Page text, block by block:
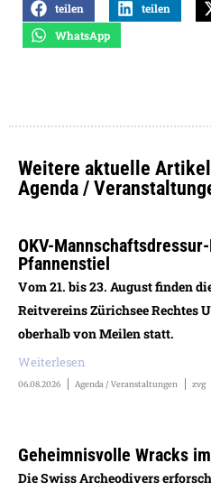
teilen teilen
WhatsApp
Weitere aktuelle
Agenda /
OKV-
Pfannenstiel
Vom 21. bis 23. August finden
Reitvereins Zürichsee Rechtes
oberhalb von Meilen statt.
Weiterlesen
06.08.2026 Agenda / Veranstaltungen zvg
Geheimnisvolle Wracks
Die Swiss Archeodivers